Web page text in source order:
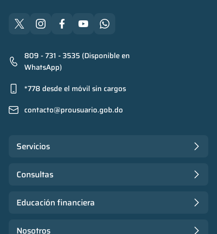
809 - 731 - 3535 (Disponible en
WhatsApp)
*778 desde el móvil sin cargos
contacto@prousuario.gob.do
Servicios
Consultas
Educación financiera
Nosotros